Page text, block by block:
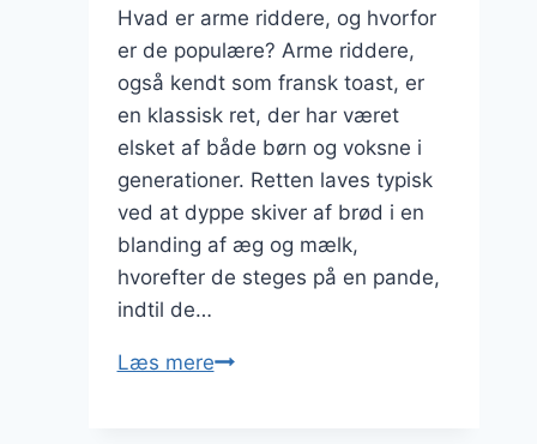
Hvad er arme riddere, og hvorfor
er de populære? Arme riddere,
også kendt som fransk toast, er
en klassisk ret, der har været
elsket af både børn og voksne i
generationer. Retten laves typisk
ved at dyppe skiver af brød i en
blanding af æg og mælk,
hvorefter de steges på en pande,
indtil de…
Læs mereHjemmelavede